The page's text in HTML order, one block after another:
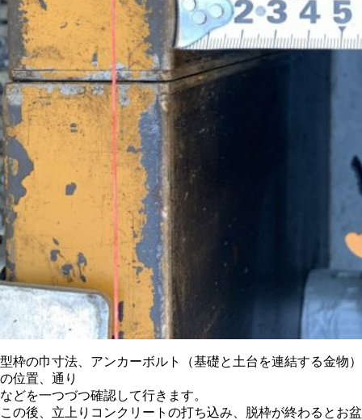
型枠の巾寸法、アンカーボルト（基礎と土台を連結する金物）
の位置、通り
などを一つづつ確認して行きます。
この後、立上りコンクリートの打ち込み、脱枠が終わるとお盆